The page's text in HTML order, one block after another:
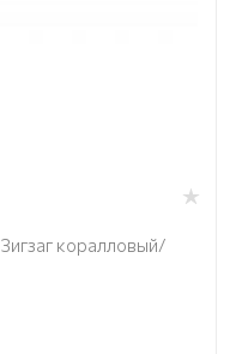
Зигзаг коралловый/